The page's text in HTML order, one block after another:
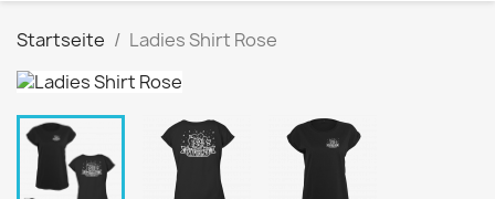
Startseite Ladies Shirt Rose